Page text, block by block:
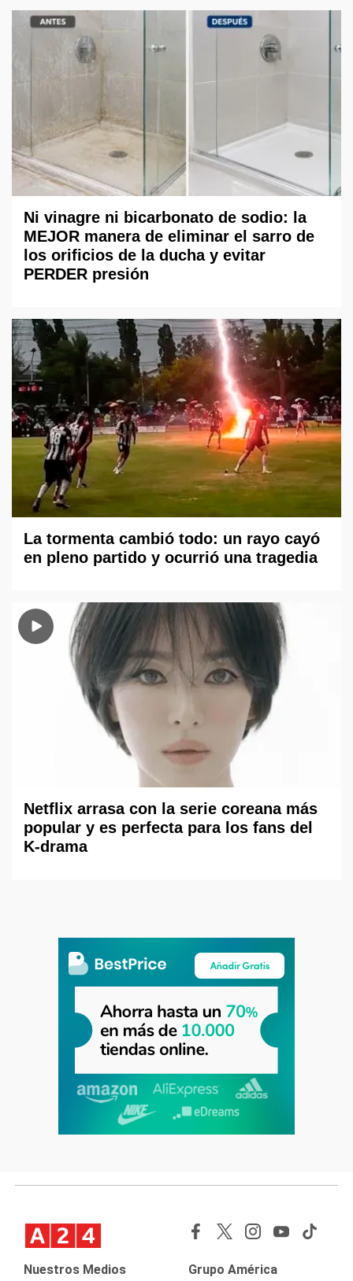
Ni vinagre ni bicarbonato de sodio: la
MEJOR manera de eliminar el sarro de
los orificios de la ducha y evitar
PERDER presión
La tormenta cambió todo: un rayo cayó
en pleno partido y ocurrió una tragedia
Netflix arrasa con la serie coreana más
popular y es perfecta para los fans del
K-drama
Nuestros Medios Grupo América